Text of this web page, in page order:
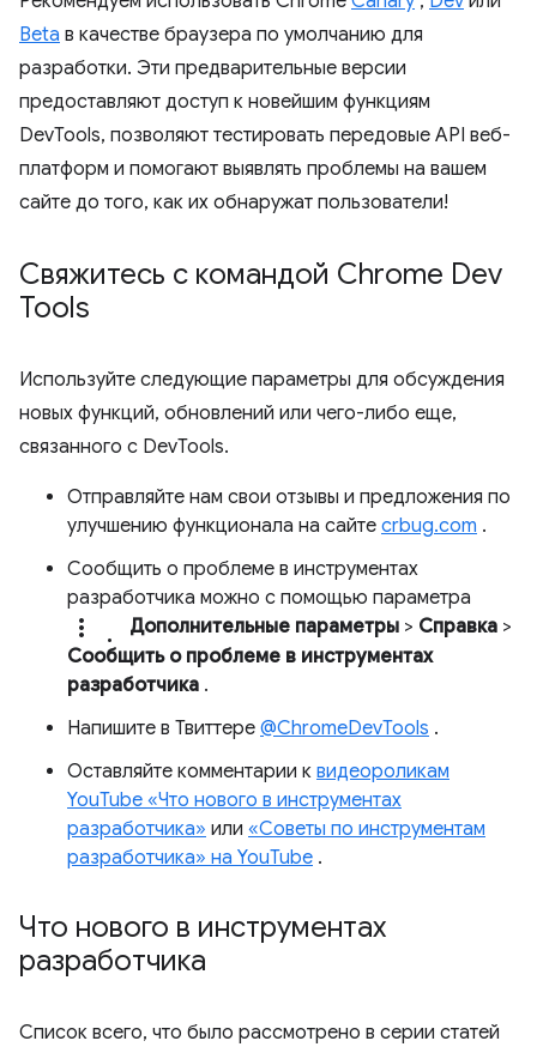
Beta в качестве браузера по умолчанию для
разработки. Эти предварительные версии
предоставляют доступ к новейшим функциям
DevTools, позволяют тестировать передовые API веб-
платформ и помогают выявлять проблемы на вашем
сайте до того, как их обнаружат пользователи!
Свяжитесь с командой Chrome Dev
Tools
Используйте следующие параметры для обсуждения
новых функций, обновлений или чего-либо еще,
связанного с DevTools.
Отправляйте нам свои отзывы и предложения по
улучшению функционала на сайте crbug.com .
Сообщить о проблеме в инструментах
разработчика можно с помощью параметра
more_vert. Дополнительные параметры > Справка >
Сообщить о проблеме в инструментах
разработчика .
Напишите в Твиттере @ChromeDevTools .
Оставляйте комментарии к видеороликам
YouTube «Что нового в инструментах
разработчика» или «Советы по инструментам
разработчика» на YouTube .
Что нового в инструментах
разработчика
Список всего, что было рассмотрено в серии статей